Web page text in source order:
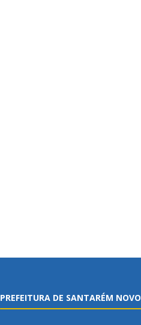
PREFEITURA DE SANTARÉM NOVO